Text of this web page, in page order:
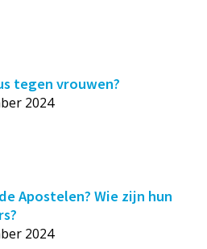
tegen vrouwen?
2024
Apostelen? Wie zijn hun
2024